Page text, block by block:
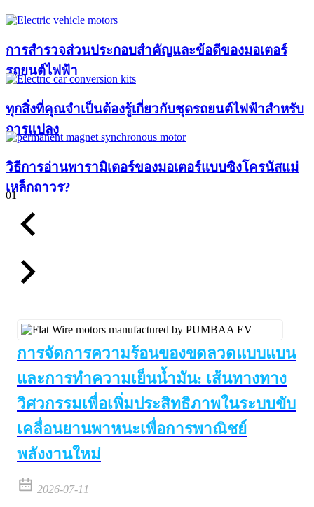
การสำรวจส่วนประกอบสำคัญและข้อดีของมอเตอร์
รถยนต์ไฟฟ้า
ทุกสิ่งที่คุณจำเป็นต้องรู้เกี่ยวกับชุดรถยนต์ไฟฟ้าสำหรับ
การแปลง
วิธีการอ่านพารามิเตอร์ของมอเตอร์แบบซิงโครนัสแม่
เหล็กถาวร?
01
การจัดการความร้อนของขดลวดแบบแบน
และการทำความเย็นน้ำมัน: เส้นทางทาง
วิศวกรรมเพื่อเพิ่มประสิทธิภาพในระบบขับ
เคลื่อนยานพาหนะเพื่อการพาณิชย์
พลังงานใหม่
2026-07-11